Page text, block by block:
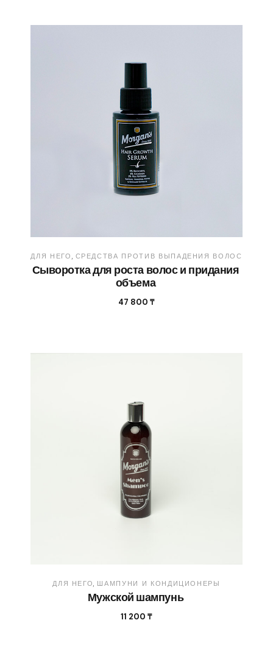
ДЛЯ НЕГО СРЕДСТВА ПРОТИВ ВЫПАДЕНИЯ ВОЛОС
Сыворотка для роста волос и придания
объема
47 800₸
ДЛЯ НЕГО ШАМПУНИ И КОНДИЦИОНЕРЫ
Мужской шампунь
11 200₸